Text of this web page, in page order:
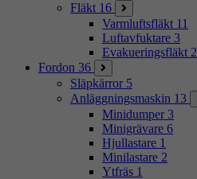
Fläkt 16
Varmluftsfläkt 11
Luftavfuktare 3
Evakueringsfläkt 2
Fordon 36
Släpkärror 5
Anläggningsmaskin 13
Minidumper 3
Minigrävare 6
Hjullastare 1
Minilastare 2
Ytfräs 1